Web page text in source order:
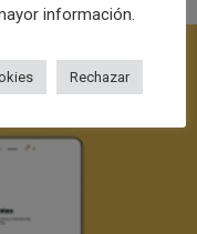
información.
Rechazar